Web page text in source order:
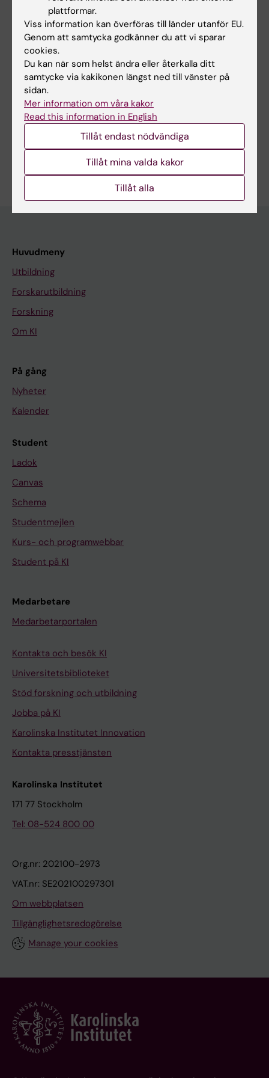
Innehållsgranskare:
Johan Lundström
Redaktör:Johanna Olsson
Sidan uppdaterad:2025-09-30
Dela
Huvudmeny
Utbildning
Forskarutbildning
Forskning
Om KI
På gång
Nyheter
Kalender
Student
Ladok
Canvas
Schema
Studentmejlen
Kurs- och programwebbar
Student på KI
Medarbetare
Medarbetarportalen
Kontakta och besök KI
Universitetsbiblioteket
Stöd forskning och utbildning
Jobba på KI
Karolinska Institutet Innovation
Kontakta presstjänsten
Karolinska Institutet
171 77 Stockholm
Tel: 08-524 800 00
Org.nr: 202100-2973
VAT.nr: SE202100297301
Om webbplatsen
Tillgänglighetsredogörelse
Manage your cookies
plattformar.
Viss information kan överföras till länder utanför EU.
Genom att samtycka godkänner du att vi sparar
cookies.
Du kan när som helst ändra eller återkalla ditt
samtycke via kakikonen längst ned till vänster på
sidan.
Mer information om våra kakor
Read this information in English
Tillåt endast nödvändiga
Tillåt mina valda kakor
Tillåt alla